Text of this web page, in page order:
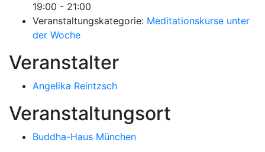
19:00 - 21:00
Veranstaltungskategorie: Meditationskurse unter
der Woche
Veranstalter
Angelika Reintzsch
Veranstaltungsort
Buddha-Haus München